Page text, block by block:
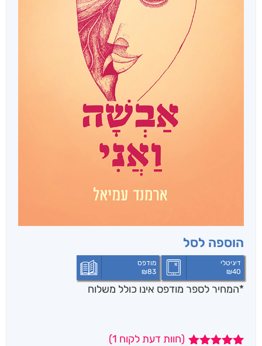
הוספה לסל
דיגיטלי
₪40
מודפס
₪83
*המחיר לספר מודפס אינו כולל משלוח
(חוות דעת לקוח 1
)